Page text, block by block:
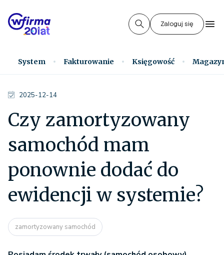
Zaloguj się
System Fakturowanie Księgowość
2025-12-14
Czy zamortyzowany
samochód mam
ponownie dodać do
ewidencji w systemie?
zamortyzowany samochód